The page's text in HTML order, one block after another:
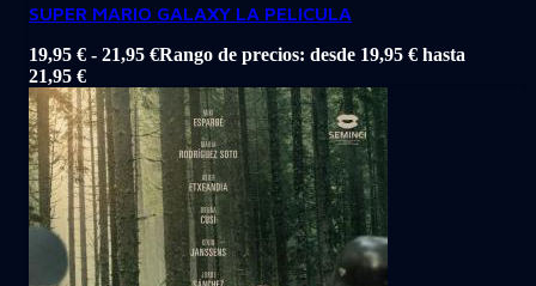
SUPER MARIO GALAXY LA PELICULA
19,95 € - 21,95 €Rango de precios: desde 19,95 € hasta
21,95 €